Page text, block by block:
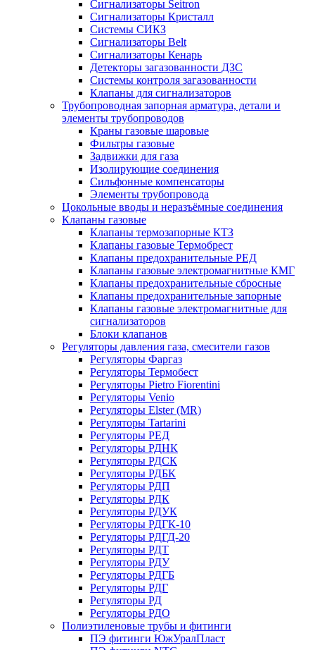
Сигнализаторы Seitron
Сигнализаторы Кристалл
Системы СИКЗ
Сигнализаторы Belt
Сигнализаторы Кенарь
Детекторы загазованности ДЗС
Системы контроля загазованности
Клапаны для сигнализаторов
Трубопроводная запорная арматура, детали и
элементы трубопроводов
Краны газовые шаровые
Фильтры газовые
Задвижки для газа
Изолирующие соединения
Сильфонные компенсаторы
Элементы трубопровода
Цокольные вводы и неразъёмные соединения
Клапаны газовые
Клапаны термозапорные КТЗ
Клапаны газовые Термобрест
Клапаны предохранительные РЕД
Клапаны газовые электромагнитные КМГ
Клапаны предохранительные сбросные
Клапаны предохранительные запорные
Клапаны газовые электромагнитные для
сигнализаторов
Блоки клапанов
Регуляторы давления газа, смесители газов
Регуляторы Фаргаз
Регуляторы Термобест
Регуляторы Pietro Fiorentini
Регуляторы Venio
Регуляторы Elster (MR)
Регуляторы Tartarini
Регуляторы РЕД
Регуляторы РДНК
Регуляторы РДСК
Регуляторы РДБК
Регуляторы РДП
Регуляторы РДК
Регуляторы РДУК
Регуляторы РДГК-10
Регуляторы РДГД-20
Регуляторы РДТ
Регуляторы РДУ
Регуляторы РДГБ
Регуляторы РДГ
Регуляторы РД
Регуляторы РДО
Полиэтиленовые трубы и фитинги
ПЭ фитинги ЮжУралПласт